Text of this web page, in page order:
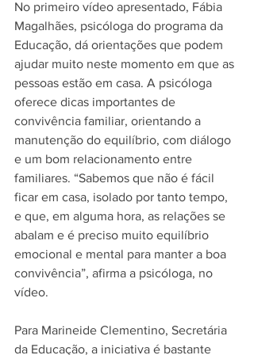
No primeiro vídeo apresentado, Fábia
Magalhães, psicóloga do programa da
Educação, dá orientações que podem
ajudar muito neste momento em que as
pessoas estão em casa. A psicóloga
oferece dicas importantes de
convivência familiar, orientando a
manutenção do equilíbrio, com diálogo
e um bom relacionamento entre
familiares. “Sabemos que não é fácil
ficar em casa, isolado por tanto tempo,
e que, em alguma hora, as relações se
abalam e é preciso muito equilíbrio
emocional e mental para manter a boa
convivência”, afirma a psicóloga, no
vídeo.
Para Marineide Clementino, Secretária
da Educação, a iniciativa é bastante